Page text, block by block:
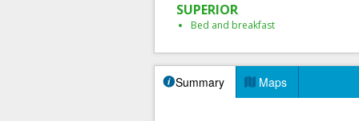
SUPERIOR
Bed and breakfast
Summary Maps